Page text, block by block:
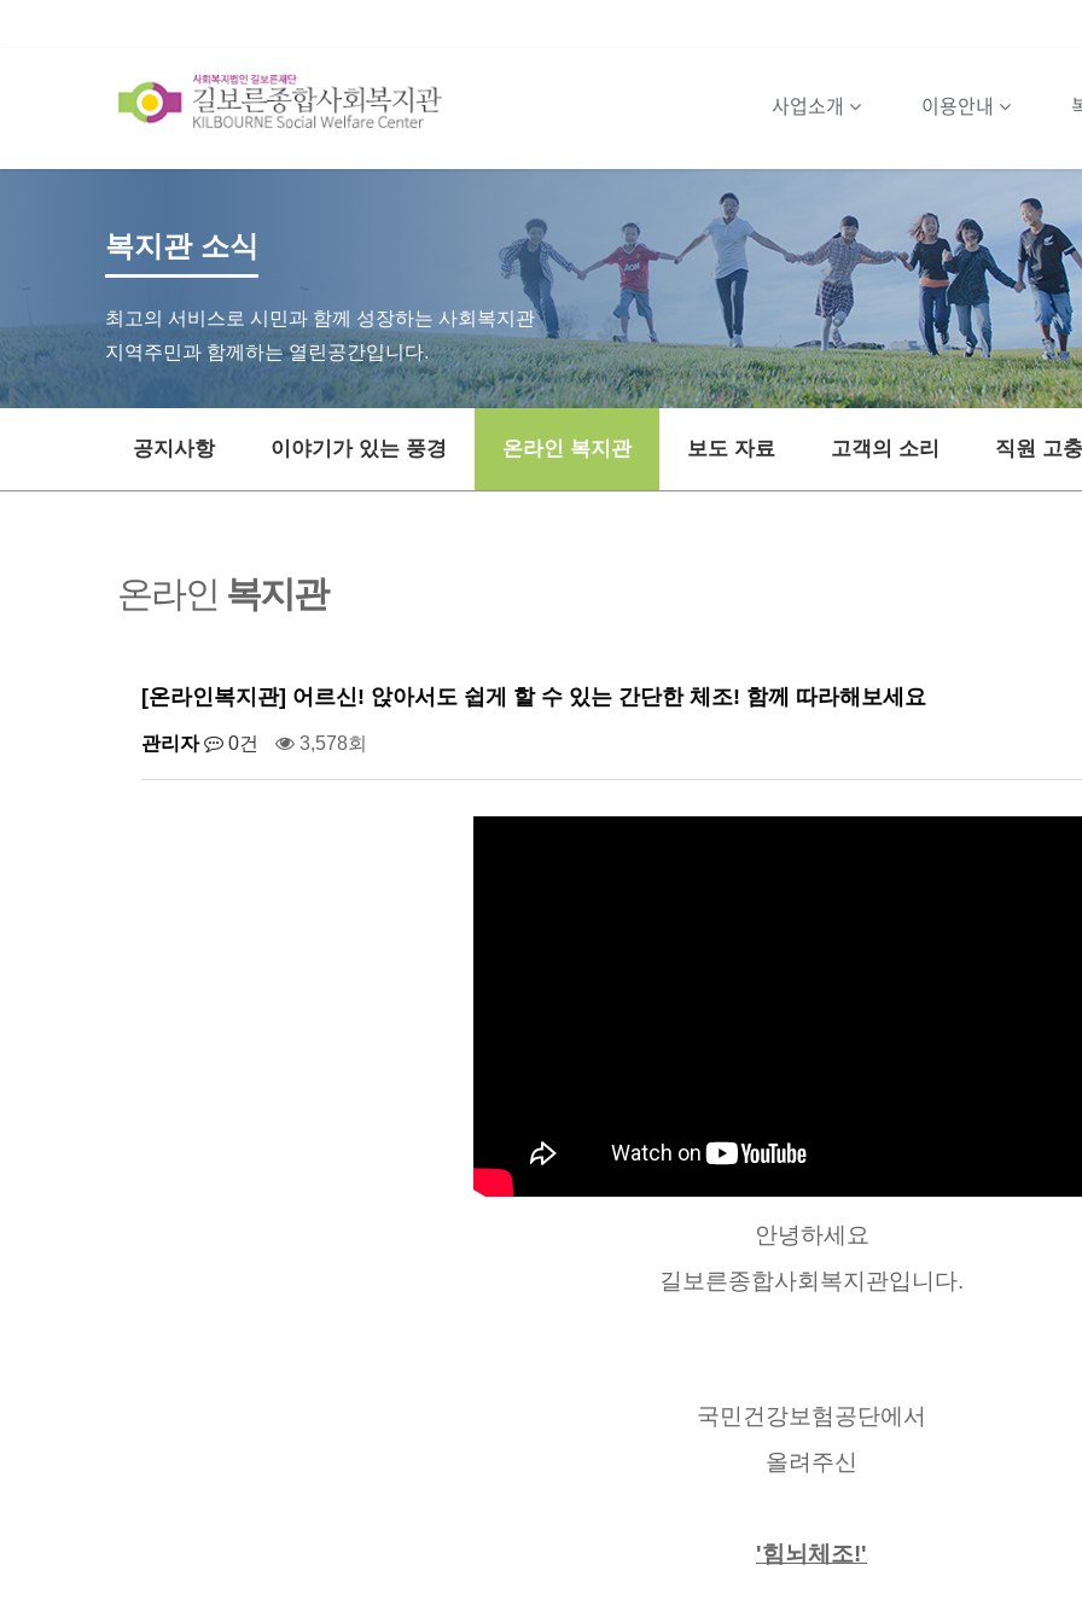
사업소개 이용안내
복지관 소식
최고의 서비스로 시민과 함께 성장하는 사회복지관
지역주민과 함께하는 열린공간입니다.
공지사항 이야기가 있는 풍경 온라인 복지관 보도 자료 고객의 소리 직원 고
온라인 복지관
[온라인복지관] 어르신! 앉아서도 쉽게 할 수 있는 간단한 체조! 함께 따라해보세요
관리자 0건 3,578회
안녕하세요
길보른종합사회복지관입니다.
국민건강보험공단에서
올려주신
'힘뇌체조!'